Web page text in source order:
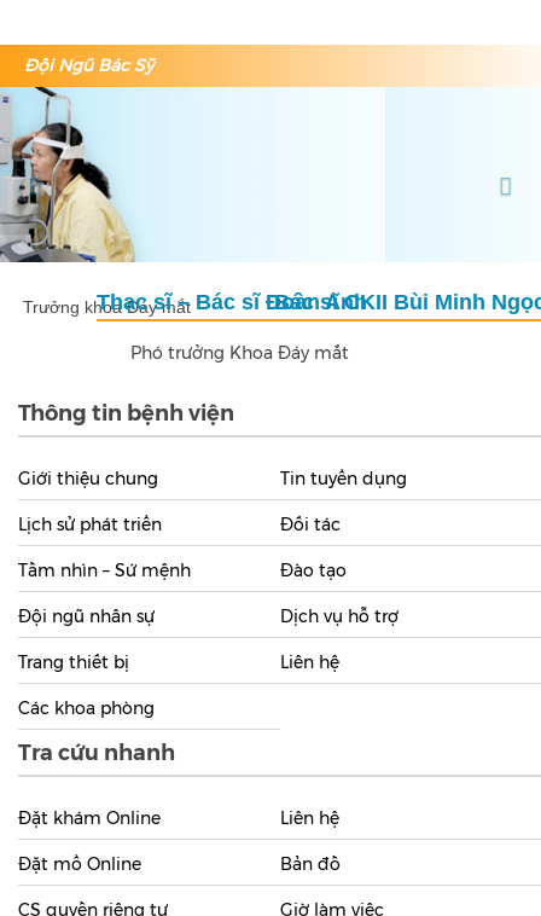
Đội Ngũ Bác Sỹ
Bác sĩ CKII Bùi Minh Ngọc
Trưởng khoa Đáy mắt
Previous
Lịch sử phát triển
Tầm nhìn – Sứ mệnh
Đội ngũ nhân sự
Trang thiết bị
Các khoa phòng
Đối tác
Đào tạo
Dịch vụ hỗ trợ
Liên hệ
Tra cứu nhanh
Đặt mổ Online
CS quyền riêng tư
Bản đồ
Giờ làm việc